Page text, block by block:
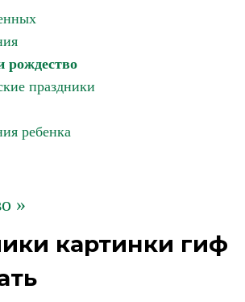
рождество
праздники
ребенка
»
картинки гиф